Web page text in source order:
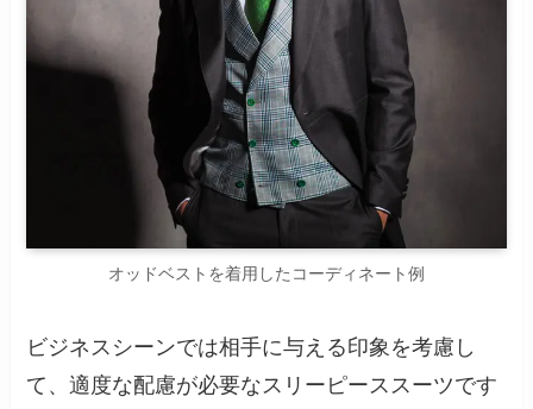
オッドベストを着用したコーディネート例
ビジネスシーンでは相手に与える印象を考慮し
て、適度な配慮が必要なスリーピーススーツです